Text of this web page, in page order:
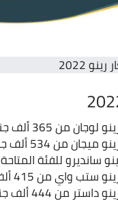
ألف جنيه، حتى 395 ألف جنيه
ألف جنيه، حتى 716 ألف جنيه
للفئة المتاحة 395 ألف جنيه
415 ألف جنيه، إلى 425 ألف جنيه
ألف جنيه، إلى 505 ألف جنيه